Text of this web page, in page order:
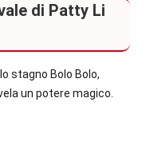
di Patty Li
stagno Bolo Bolo,
un potere magico.